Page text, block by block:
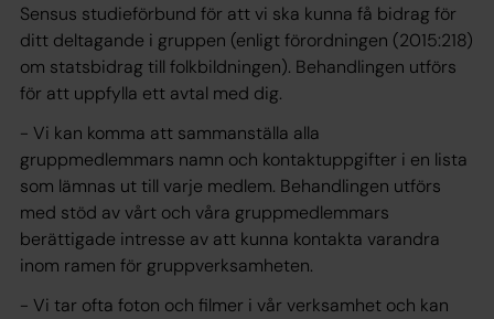
Sensus studieförbund för att vi ska kunna få bidrag för
ditt deltagande i gruppen (enligt förordningen (2015:218)
om statsbidrag till folkbildningen). Behandlingen utförs
för att uppfylla ett avtal med dig.
- Vi kan komma att sammanställa alla
gruppmedlemmars namn och kontaktuppgifter i en lista
som lämnas ut till varje medlem. Behandlingen utförs
med stöd av vårt och våra gruppmedlemmars
berättigade intresse av att kunna kontakta varandra
inom ramen för gruppverksamheten.
- Vi tar ofta foton och filmer i vår verksamhet och kan